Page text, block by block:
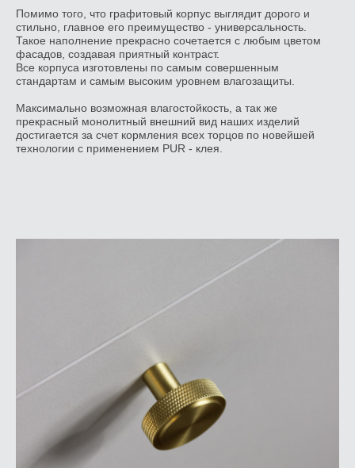
Помимо того, что графитовый корпус выглядит дорого и
стильно, главное его преимущество - универсальность.
Такое наполнение прекрасно сочетается с любым цветом
фасадов, создавая приятный контраст.
Все корпуса изготовлены по самым совершенным
стандартам и самым высоким уровнем влагозащиты.
Максимально возможная влагостойкость, а так же
прекрасный монолитный внешний вид наших изделий
достигается за счет кормления всех торцов по новейшей
технологии с применением PUR - клея.